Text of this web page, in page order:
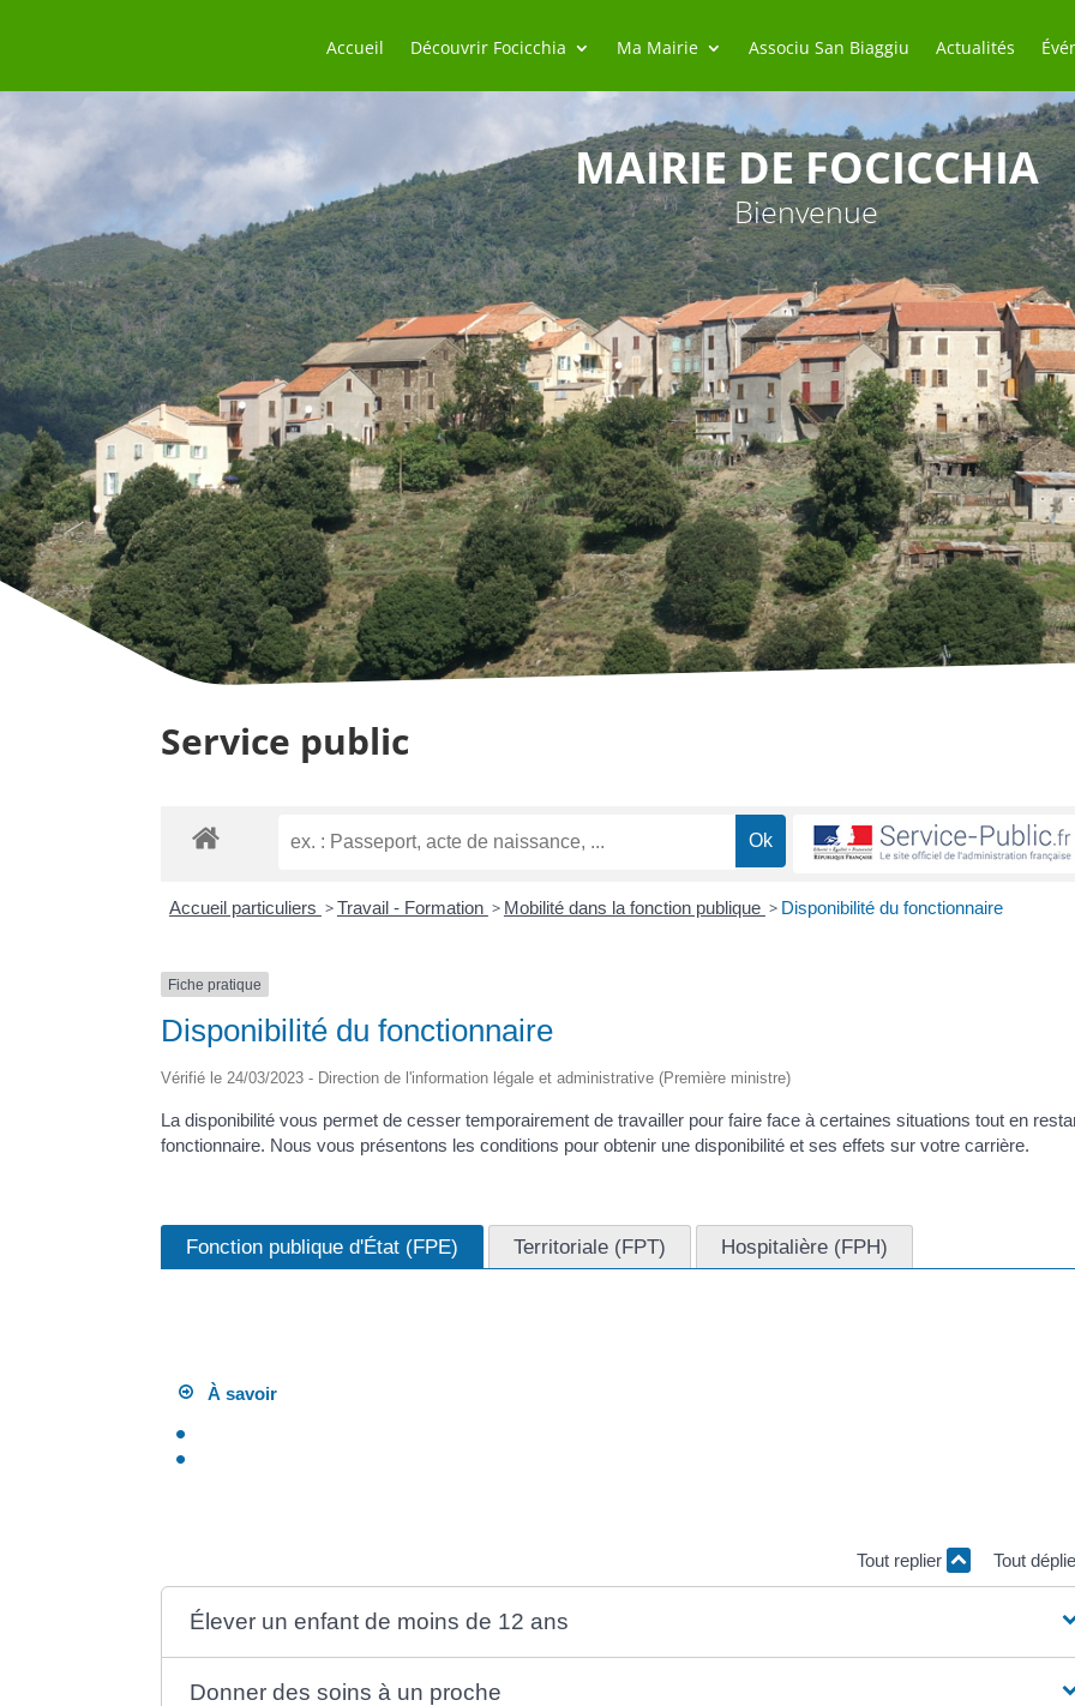
Accueil Découvrir Focicchia Ma Mairie Associu San Biaggiu Actualités
MAIRIE DE FOCICCHIA
Bienvenue
Service public
Accueil particuliers >Travail - Formation > Mobilité dans la fonction publique > Disponibilité du fonctionnaire
Fiche pratique
Disponibilité du fonctionnaire
Vérifié le 24/03/2023 - Direction de l'information légale et administrative (Première ministre)
La disponibilité vous permet de cesser temporairement de travailler pour faire face à certaines situations tout en
fonctionnaire. Nous vous présentons les conditions pour obtenir une disponibilité et ses effets sur votre carrière.
Fonction publique d'État (FPE) Territoriale (FPT) Hospitalière (FPH)
À savoir
Tout replier Tout
Élever un enfant de moins de 12 ans
Donner des soins à un proche